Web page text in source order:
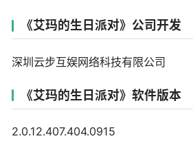
《艾玛的生日派对》公司开发
深圳云步互娱网络科技有限公司
《艾玛的生日派对》软件版本
2.0.12.407.404.0915